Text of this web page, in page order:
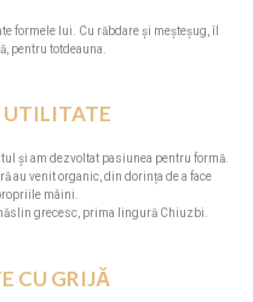
formele lui. Cu răbdare și meșteșug, îl
pentru totdeauna.
UTILITATE
și am dezvoltat pasiunea pentru formă.
au venit organic, din dorința de a face
mâini.
grecesc, prima lingură Chiuzbi.
CU GRIJĂ